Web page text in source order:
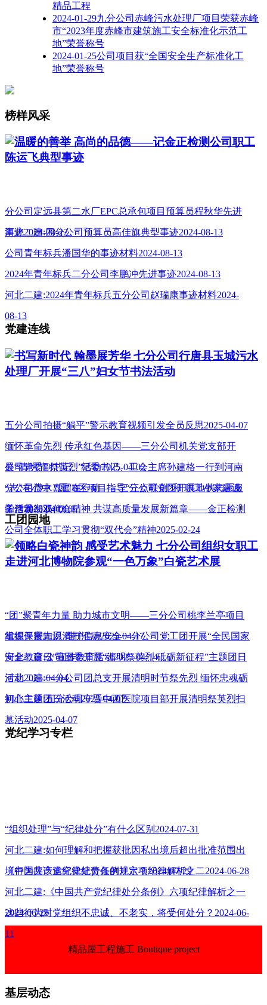
精品工程
2024-01-29九分公司赤峰污水处理厂项目荣获赤峰
市“2023年度赤峰市建筑施工安全标准化示范工
地”荣誉称号
2024-01-25公司项目获“全国安全生产标准化工
地”荣誉称号
榜样风采
温暖的善举 高尚的品德——记金正检测公司职工
陈运飞典型事迹
分公司定远县第二水厂EPC总承包项目预算员程秋华先进
事迹2024-08-22
河北二建:四分公司预算员高佳旗典型事迹2024-08-13
公司青年标兵潘国华的事迹材料2024-08-13
2024年青年标兵二分公司李鹏冲先进事迹2024-08-13
河北二建:2024年青年标兵五分公司赵瑞康事迹材料2024-
08-13
党建连线
书写新时代 翰墨展芳华 七分公司行唐县玉城污水
处理厂开展“三八”妇女节书法活动
五分公司拍摄“躺平”警示教育视频引发全员反思2025-04-07
缅怀革命先烈 传承红色基因——三分公司机关党支部开
展“清明节 祭英烈”活动2025-04-02
公司党委副书记、纪委书记、工会主席孙建格一行到河南
分公司澧水嘉园B区项目指导“三点联创”和 职工小家建设
工作2025-04-01
“志”在心中 “愿”在行动——三分公司党团开展地铁志愿服
务活动2025-03-05
学习贯彻双代会精神 共谋高质量发展新篇章——金正检测
公司全体职工学习贯彻“双代会”精神2025-02-24
工团园地
领略白瓷神韵 感受艺术魅力 七分公司组织女职工
走进河北博物院参观“一色万象”白瓷艺术展
“团”聚青年力量 助力城市文明——三分公司桃李兰亭项目
组织开展志愿清扫活动2025-04-17
掌握保密知识 维护信息安全一分公司党工团开展“全民国家
安全教育日”宣传教育活动2025-04-14
河北二建:公司团委开展“清明祭英烈 砥砺新征程”主题团日
活动2025-04-04
河北二建:一分公司团总支开展清明时节祭先烈 缅怀忠魂砺
初心主题团日活动2025-04-07
河北二建:五分公司宁晋中西医院项目部开展清明祭英烈扫
墓活动2025-04-07
党纪学习专栏
“组织处理”与“纪律处分”有什么区别2024-07-31
河北二建:如何理解和把握获批因私出境后超出批准范围出
境行为应该追究党纪责任的规定？2024-07-29
《中国共产党纪律处分条例》六项纪律解析之二2024-06-28
河北二建:《中国共产党纪律处分条例》六项纪律解析之一
2024-06-28
这些行为对党组织不忠诚、不老实，将受何处分？2024-06-
11
精品屋工程施工 Boutique project
基层动态